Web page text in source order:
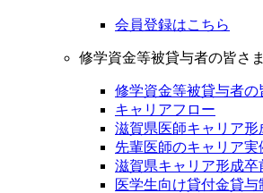
会員登録はこちら
修学資金等被貸与者の皆さ
修学資金等被貸与者の
キャリアフロー
滋賀県医師キャリア形
先輩医師のキャリア実
滋賀県キャリア形成卒
医学生向け貸付金貸与